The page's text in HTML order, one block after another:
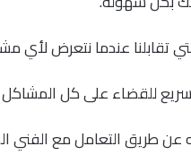
تقابلنا عندما نتعرض لأي
للقضاء على كل المشاكل
عن طريق التعامل مع الفني